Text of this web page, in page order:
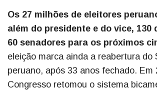
Os 27 milhões de eleitores
além do presidente e do vice, 130
60 senadores para os próximos
eleição marca ainda a reabertura do
peruano, após 33 anos fechado. Em
Congresso retomou o sistema